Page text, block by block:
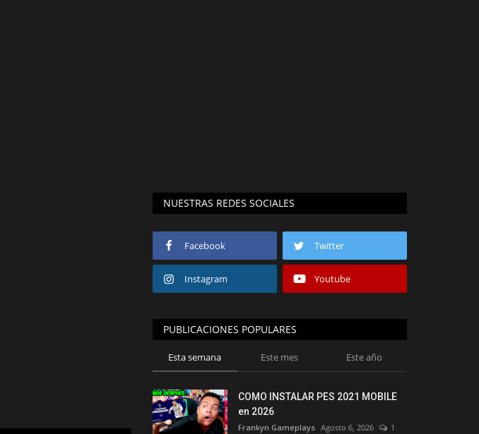
NUESTRAS REDES SOCIALES
Facebook Twitter
Instagram Youtube
PUBLICACIONES POPULARES
Esta semana Este mes Este año
COMO INSTALAR PES 2021 MOBILE
en 2026
Frankyn Gameplays Agosto 6, 2026 1